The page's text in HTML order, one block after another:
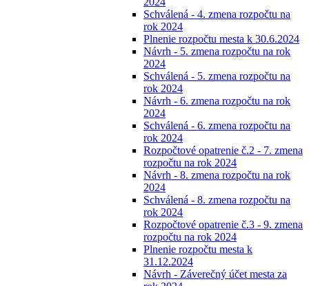
Schválená - 4. zmena rozpočtu na
rok 2024
Plnenie rozpočtu mesta k 30.6.2024
Návrh - 5. zmena rozpočtu na rok
2024
Schválená - 5. zmena rozpočtu na
rok 2024
Návrh - 6. zmena rozpočtu na rok
2024
Schválená - 6. zmena rozpočtu na
rok 2024
Rozpočtové opatrenie č.2 - 7. zmena
rozpočtu na rok 2024
Návrh - 8. zmena rozpočtu na rok
2024
Schválená - 8. zmena rozpočtu na
rok 2024
Rozpočtové opatrenie č.3 - 9. zmena
rozpočtu na rok 2024
Plnenie rozpočtu mesta k
31.12.2024
Návrh - Záverečný účet mesta za